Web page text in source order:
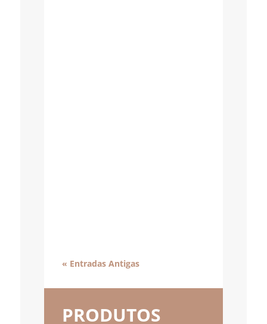
« Entradas Antigas
PRODUTOS